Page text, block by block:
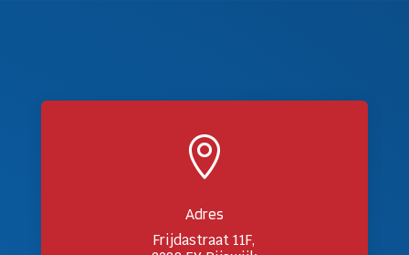

Adres
Frijdastraat 11F,